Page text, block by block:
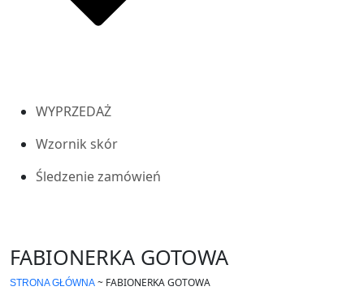
WYPRZEDAŻ
Wzornik skór
Śledzenie zamówień
FABIONERKA GOTOWA
STRONA GŁÓWNA ~ FABIONERKA GOTOWA